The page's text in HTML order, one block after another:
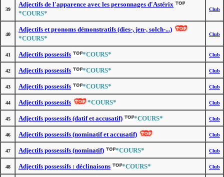
39
Adjectifs de l'apparence avec les personnages d'Astérix
*COURS*
Club
40
Adjectifs et pronoms démonstratifs (dies-, jen-, solch-...)
*COURS*
Club
41 Adjectifs possessifs *COURS* Club
42 Adjectifs possessifs *COURS* Club
43 Adjectifs possessifs *COURS* Club
44 Adjectifs possessifs *COURS* Club
45 Adjectifs possessifs (datif et accusatif) *COURS* Club
46 Adjectifs possessifs (nominatif et accusatif) Club
47 Adjectifs possessifs (nominatif) *COURS* Club
48 Adjectifs possessifs : déclinaisons *COURS* Club